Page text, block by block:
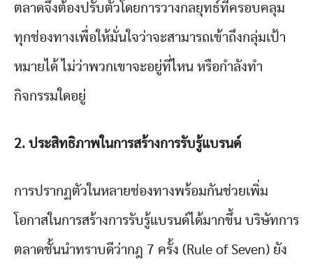
ตลาดจึงต้องปรับตัวโดยการวางกลยุทธ์ที่ครอบคลุม
ทุกช่องทางเพื่อให้มั่นใจว่าจะสามารถเข้าถึงกลุ่มเป้า
หมายได้ ไม่ว่าพวกเขาจะอยู่ที่ไหน หรือกำลังทำ
กิจกรรมใดอยู่
2. ประสิทธิภาพในการสร้างการรับรู้แบรนด์
การปรากฏตัวในหลายช่องทางพร้อมกันช่วยเพิ่ม
โอกาสในการสร้างการรับรู้แบรนด์ได้มากขึ้น บริษัทการ
ตลาดชั้นนำทราบดีว่ากฎ 7 ครั้ง (Rule of Seven) ยัง